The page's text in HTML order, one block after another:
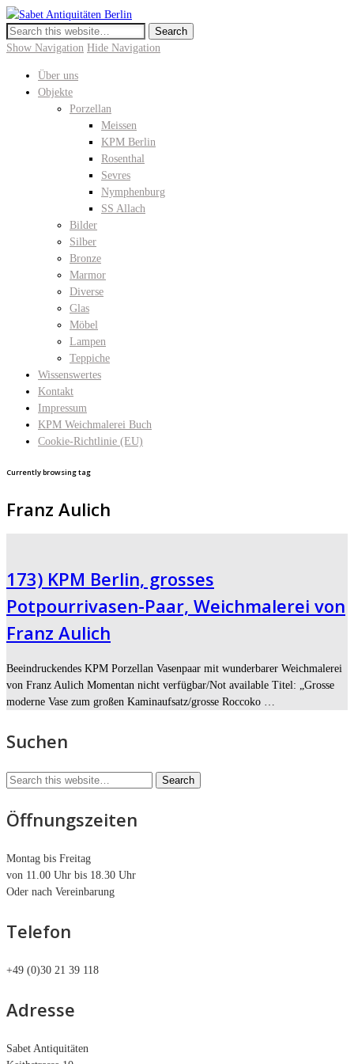
Meissen, KPM Porzellan, Perser- und Chinateppiche I Hochwertige
Antiquitäten in der Keitstrasse 10
Show Navigation Hide Navigation
Über uns
Objekte
Porzellan
Meissen
KPM Berlin
Rosenthal
Sevres
Nymphenburg
SS Allach
Bilder
Silber
Bronze
Marmor
Diverse
Glas
Möbel
Lampen
Teppiche
Wissenswertes
Kontakt
Impressum
KPM Weichmalerei Buch
Cookie-Richtlinie (EU)
Currently browsing tag
Franz Aulich
173) KPM Berlin, grosses
Potpourrivasen-Paar, Weichmalerei von
Franz Aulich
Beeindruckendes KPM Porzellan Vasenpaar mit wunderbarer Weichmalerei
von Franz Aulich Momentan nicht verfügbar/Not available Titel: „Grosse
moderne Vase zum großen Kaminaufsatz/grosse Roccoko …
Suchen
Öffnungszeiten
Montag bis Freitag
von 11.00 Uhr bis 18.30 Uhr
Oder nach Vereinbarung
Telefon
+49 (0)30 21 39 118
Adresse
Sabet Antiquitäten